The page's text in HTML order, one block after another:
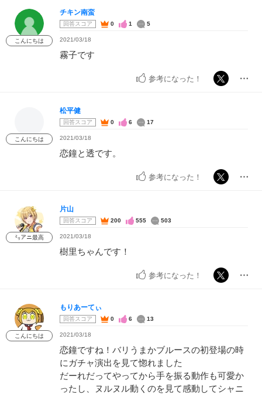
こんにちは
チキン南蛮
回答スコア 0 1 5
2021/03/18
霧子です
参考になった！
こんにちは
松平健
回答スコア 0 6 17
2021/03/18
恋鐘と透です。
参考になった！
㍉アニ最高
片山
回答スコア 200 555 503
2021/03/18
樹里ちゃんです！
参考になった！
こんにちは
もりあーてぃ
回答スコア 0 6 13
2021/03/18
恋鐘ですね！バリうまかブルースの初登場の時
にガチャ演出を見て惚れました
だーれだってやってから手を振る動作も可愛か
ったし、ヌルヌル動くのを見て感動してシャニ